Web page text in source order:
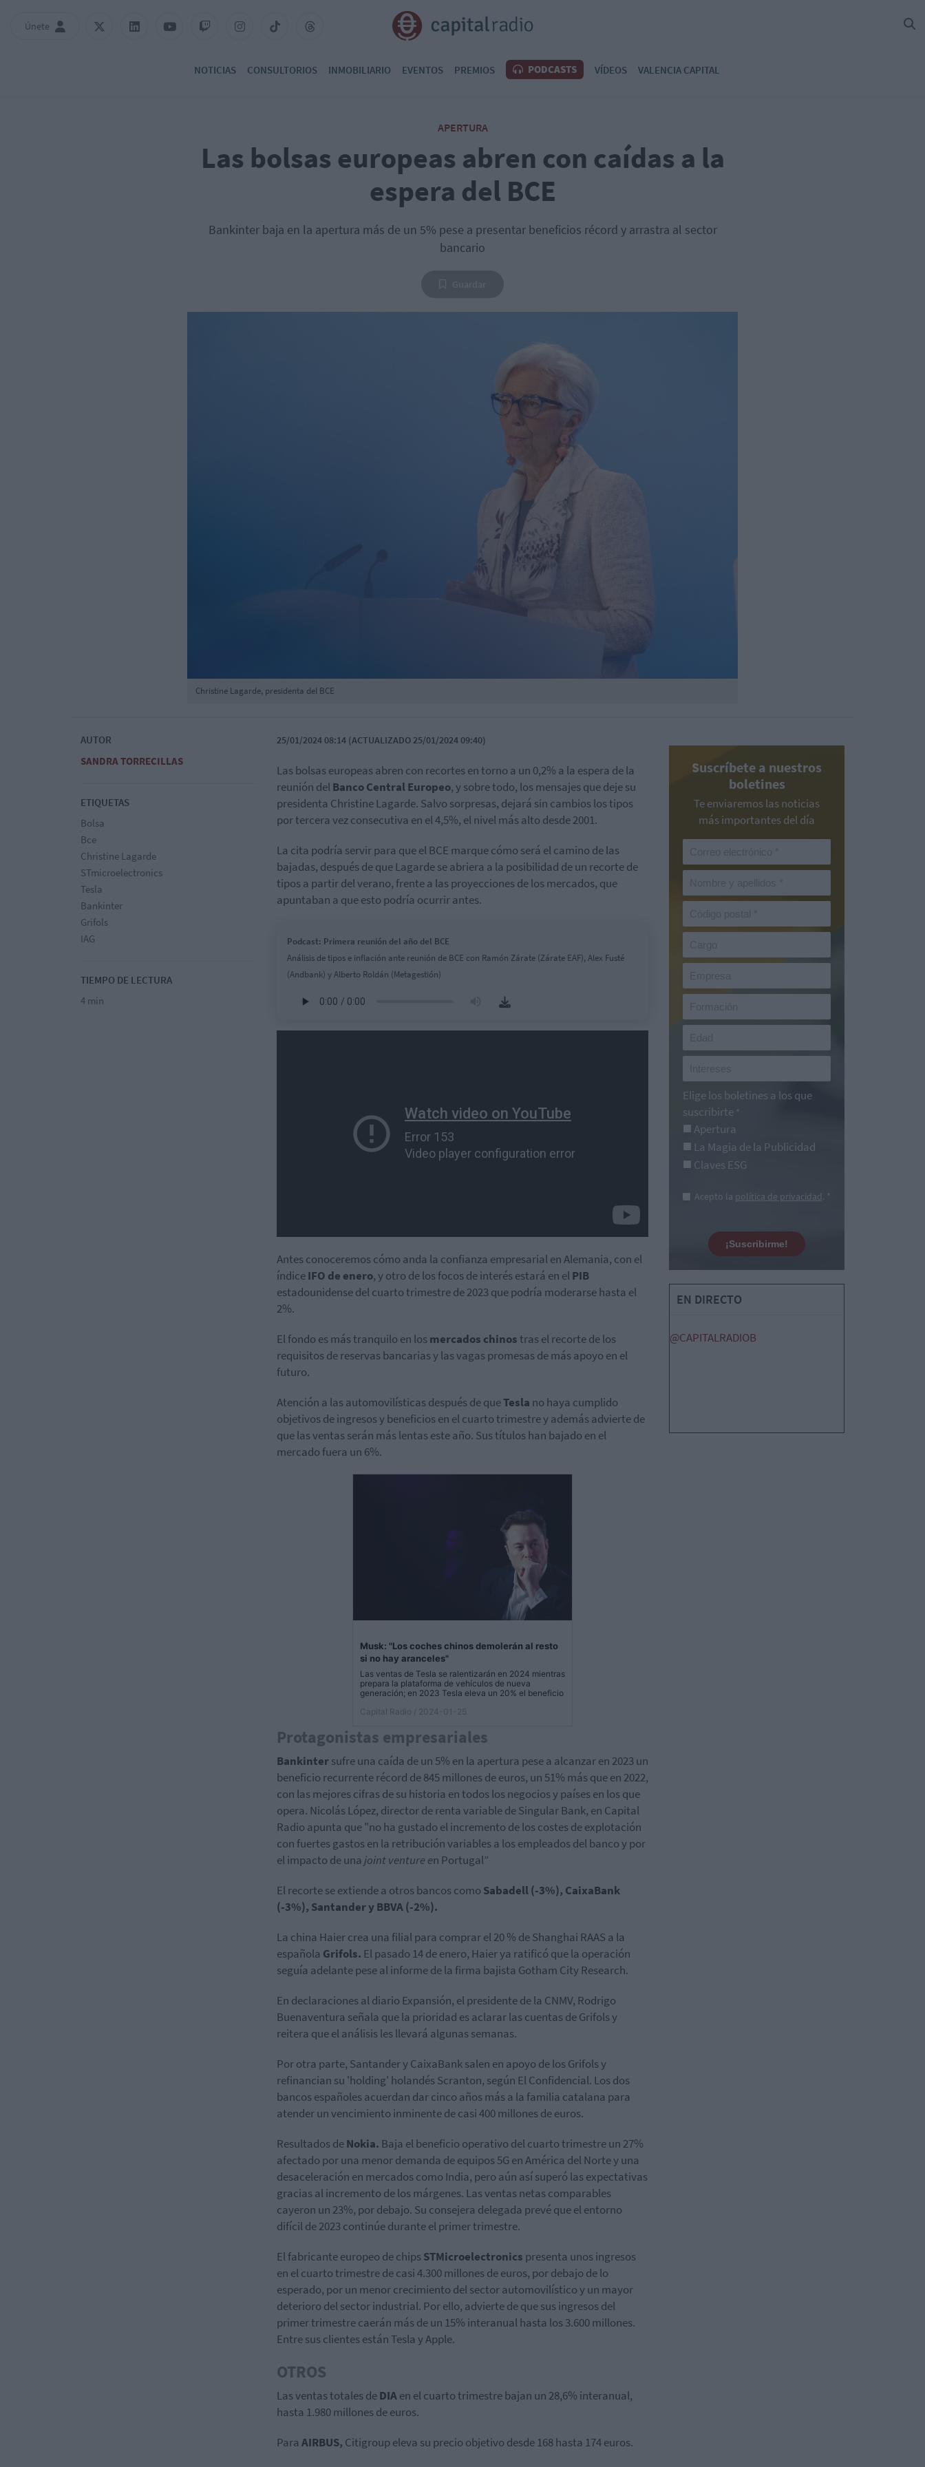
Únete
NOTICIAS CONSULTORIOS INMOBILIARIO EVENTOS PREMIOS PODCASTS VÍDEOS VALENCIA CAPITAL
APERTURA
Las bolsas europeas abren con caídas a la
espera del BCE
Bankinter baja en la apertura más de un 5% pese a presentar beneficios récord y arrastra al sector
bancario
Christine Lagarde, presidenta del BCE
AUTOR
SANDRA TORRECILLAS
ETIQUETAS
Bolsa
Bce
Christine Lagarde
STmicroelectronics
Tesla
Bankinter
Grifols
IAG
TIEMPO DE LECTURA
4 min
25/01/2024 08:14 (ACTUALIZADO 25/01/2024 09:40)
Las bolsas europeas abren con recortes en torno a un 0,2% a la espera de la
reunión delBanco Central Europeo, y sobre todo, los mensajes que deje su
presidenta Christine Lagarde. Salvo sorpresas, dejará sin cambios los tipos
por tercera vez consecutiva en el 4,5%, el nivel más alto desde 2001.
La cita podría servir para que el BCE marque cómo será el camino de las
bajadas, después de que Lagarde se abriera a la posibilidad de un recorte de
tipos a partir del verano, frente a las proyecciones de los mercados, que
apuntaban a que esto podría ocurrir antes.
Podcast: Primera reunión del año del BCE
Análisis de tipos e inflación ante reunión de BCE con Ramón Zárate (Zárate EAF), Alex Fusté
(Andbank) y Alberto Roldán (Metagestión)
Antes conoceremos cómo anda la confianza empresarial en Alemania, con el
índiceIFO de enero, y otro de los focos de interés estará en elPIB
estadounidense del cuarto trimestre de 2023 que podría moderarse hasta el
2%.
El fondo es más tranquilo en losmercados chinostras el recorte de los
requisitos de reservas bancarias y las vagas promesas de más apoyo en el
futuro.
Atención a las automovilísticas después de queTesla no haya cumplido
objetivos de ingresos y beneficios en el cuarto trimestre y además advierte de
que las ventas serán más lentas este año. Sus títulos han bajado en el
mercado fuera un 6%.
Musk: "Los coches chinos demolerán al resto
si no hay aranceles"
Las ventas de Tesla se ralentizarán en 2024 mientras
prepara la plataforma de vehículos de nueva
generación; en 2023 Tesla eleva un 20% el beneficio
Capital Radio
/ 2024-01-25
Protagonistas empresariales
Bankintersufre una caída de un 5% en la apertura pese a alcanzar en 2023 un
beneficio recurrente récord de 845 millones de euros, un 51% más que en 2022,
con las mejores cifras de su historia en todos los negocios y países en los que
opera. Nicolás López, director de renta variable de Singular Bank, en Capital
Radio apunta que "no ha gustado el incremento de los costes de explotación
con fuertes gastos en la retribución variables a los empleados del banco y por
el impacto de una joint venture en Portugal”
El recorte se extiende a otros bancos como Sabadell (-3%), CaixaBank
(-3%), Santander y BBVA (-2%).
La china Haier crea una filial para comprar el 20 % de Shanghai RAAS a la
española Grifols. El pasado 14 de enero, Haier ya ratificó que la operación
seguía adelante pese al informe de la firma bajista Gotham City Research.
En declaraciones al diario Expansión, el presidente de la CNMV, Rodrigo
Buenaventura señala que la prioridad es aclarar las cuentas de Grifols y
reitera que el análisis les llevará algunas semanas.
Por otra parte, Santander y CaixaBank salen en apoyo de los Grifols y
refinancian su 'holding' holandés Scranton, según El Confidencial. Los dos
bancos españoles acuerdan dar cinco años más a la familia catalana para
atender un vencimiento inminente de casi 400 millones de euros.
Resultados deNokia. Baja el beneficio operativo del cuarto trimestre un 27%
afectado por una menor demanda de equipos 5G en América del Norte y una
desaceleración en mercados como India, pero aún así superó las expectativas
gracias al incremento de los márgenes. Las ventas netas comparables
cayeron un 23%, por debajo. Su consejera delegada prevé que el entorno
difícil de 2023 continúe durante el primer trimestre.
El fabricante europeo de chipsSTMicroelectronics presenta unos ingresos
en el cuarto trimestre de casi 4.300 millones de euros, por debajo de lo
esperado, por un menor crecimiento del sector automovilístico y un mayor
deterioro del sector industrial. Por ello, advierte de que sus ingresos del
primer trimestre caerán más de un 15% interanual hasta los 3.600 millones.
Entre sus clientes están Tesla y Apple.
OTROS
Las ventas totales deDIAen el cuarto trimestre bajan un 28,6% interanual,
hasta 1.980 millones de euros.
Para AIRBUS, Citigroup eleva su precio objetivo desde 168 hasta 174 euros.
Suscríbete a nuestros
boletines
Te enviaremos las noticias
más importantes del día
Elige los boletines a los que
suscribirte *
Apertura
La Magia de la Publicidad
Claves ESG
Acepto la política de privacidad. *
¡Suscribirme!
EN DIRECTO
@CAPITALRADIOB